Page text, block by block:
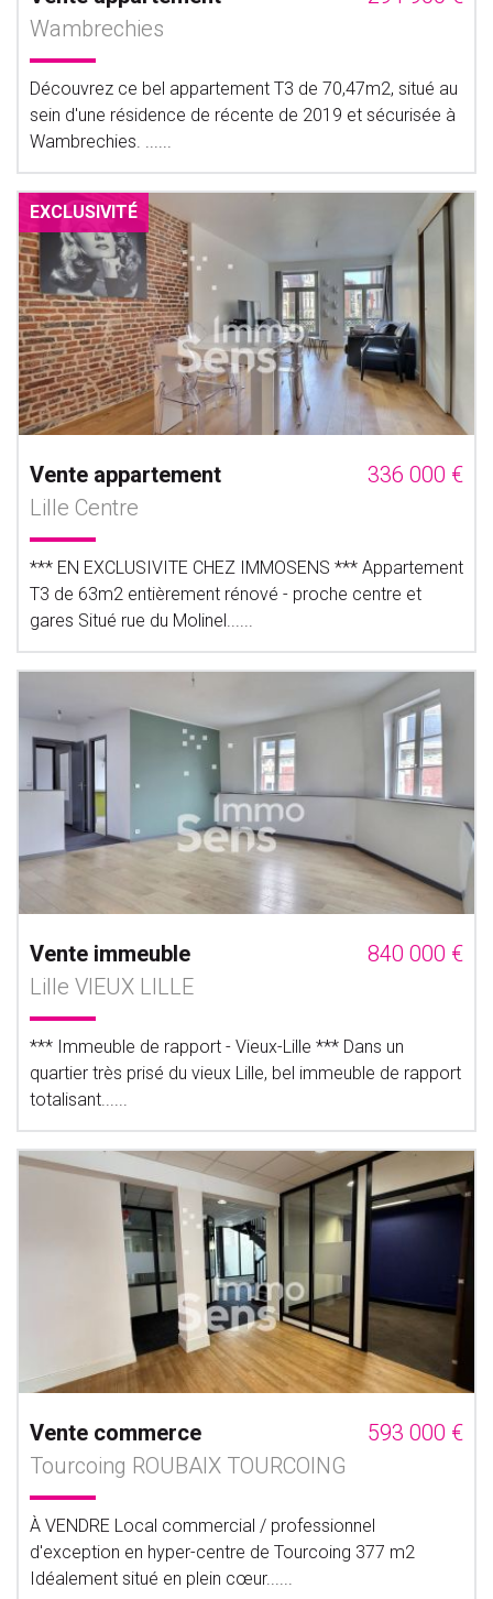
Wambrechies
Découvrez ce bel appartement T3 de 70,47m2, situé au
sein d'une résidence de récente de 2019 et sécurisée à
Wambrechies. ......
EXCLUSIVITÉ
Vente appartement
336 000 €
Lille Centre
*** EN EXCLUSIVITE CHEZ IMMOSENS *** Appartement
T3 de 63m2 entièrement rénové - proche centre et
gares Situé rue du Molinel......
Vente immeuble
840 000 €
Lille VIEUX LILLE
*** Immeuble de rapport - Vieux-Lille *** Dans un
quartier très prisé du vieux Lille, bel immeuble de rapport
totalisant......
Vente commerce
593 000 €
Tourcoing ROUBAIX TOURCOING
À VENDRE Local commercial / professionnel
d'exception en hyper-centre de Tourcoing 377 m2
Idéalement situé en plein cœur......